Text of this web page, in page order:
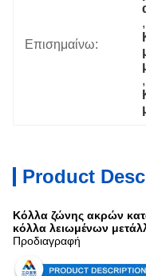
Επισημαίνω:
,
,
Product
Κόλλα ζώνης ακρών
κόλλα λειωμένων
Προδιαγραφή